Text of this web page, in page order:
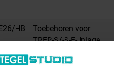
HB
Toebehoren voor
TREP-S/-S-E- Inlage